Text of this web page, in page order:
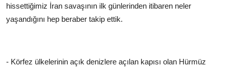
hissettiğimiz İran savaşının ilk günlerinden itibaren neler
yaşandığını hep beraber takip ettik.
- Körfez ülkelerinin açık denizlere açılan kapısı olan Hürmüz